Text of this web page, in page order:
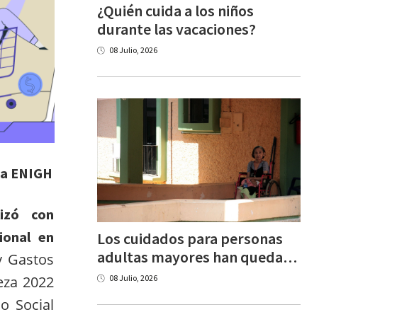
ENIGH
con
en
Gastos
2022
Social
¿Quién cuida a los niños
durante las vacaciones?
08 Julio, 2026
Los cuidados para personas
adultas mayores han quedado al margen de la conversación
08 Julio, 2026